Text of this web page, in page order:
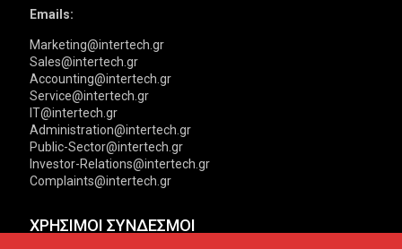
Emails:
Marketing@intertech.gr
Sales@intertech.gr
Accounting@intertech.gr
Service@intertech.gr
IT@intertech.gr
Administration@intertech.gr
Public-Sector@intertech.gr
Investor-Relations@intertech.gr
Complaints@intertech.gr
ΧΡΗΣΙΜΟΙ ΣΥΝΔΕΣΜΟΙ